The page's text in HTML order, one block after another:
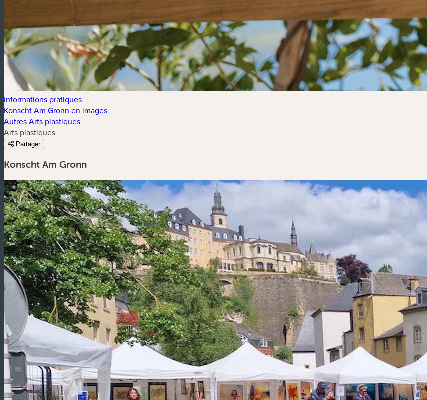
Informations pratiques
Konscht Am Gronn en images
Autres Arts plastiques
Arts plastiques
Partager
Konscht Am Gronn